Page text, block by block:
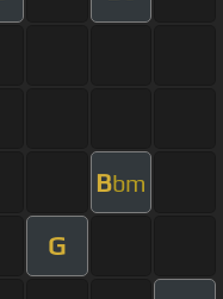
Bbm
G